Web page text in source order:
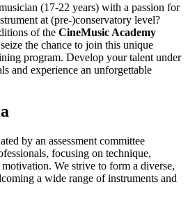
(17-22 years) with a passion for
at (pre-)conservatory level?
of the CineMusic Academy
the chance to join this unique
program. Develop your talent under
and experience an unforgettable
by an assessment committee
focusing on technique,
We strive to form a diverse,
a wide range of instruments and